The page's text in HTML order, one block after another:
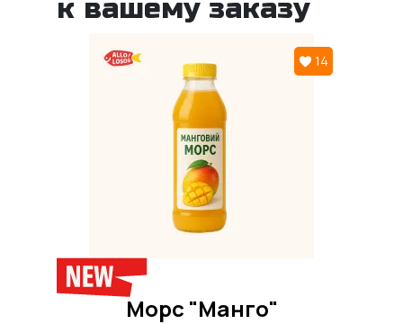
к вашему заказу
14
Морс "Манго"